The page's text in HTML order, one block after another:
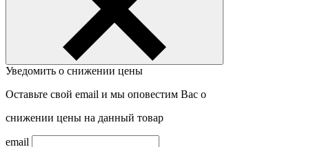
Уведомить о снижении цены
Оставьте свой email и мы оповестим Вас о
снижении цены на данный товар
email